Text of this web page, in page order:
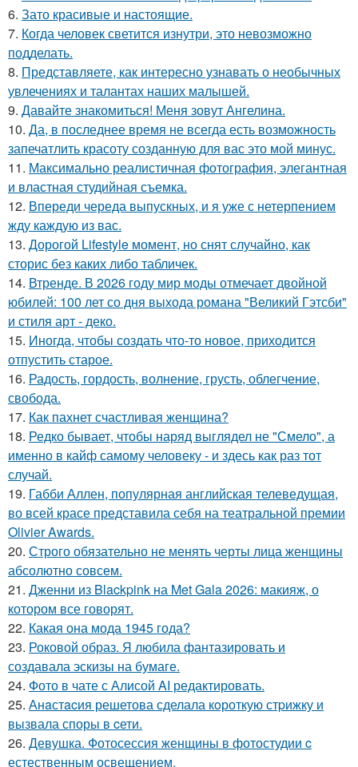
6. Зато красивые и настоящие.
7. Когда человек светится изнутри, это невозможно
подделать.
8. Представляете, как интересно узнавать о необычных
увлечениях и талантах наших малышей.
9. Давайте знакомиться! Меня зовут Ангелина.
10. Да, в последнее время не всегда есть возможность
запечатлить красоту созданную для вас это мой минус.
11. Максимально реалистичная фотография, элегантная
и властная студийная съемка.
12. Впереди череда выпускных, и я уже с нетерпением
жду каждую из вас.
13. Дорогой Lifestyle момент, но снят случайно, как
сторис без каких либо табличек.
14. Втренде. В 2026 году мир моды отмечает двойной
юбилей: 100 лет со дня выхода романа "Великий Гэтсби"
и стиля арт - деко.
15. Иногда, чтобы создать что-то новое, приходится
отпустить старое.
16. Радость, гордость, волнение, грусть, облегчение,
свобода.
17. Как пахнет счастливая женщина?
18. Редко бывает, чтобы наряд выглядел не "Смело", а
именно в кайф самому человеку - и здесь как раз тот
случай.
19. Габби Аллен, популярная английская телеведущая,
во всей красе представила себя на театральной премии
Olivier Awards.
20. Строго обязательно не менять черты лица женщины
абсолютно совсем.
21. Дженни из Blackpink на Met Gala 2026: макияж, о
котором все говорят.
22. Какая она мода 1945 года?
23. Роковой образ. Я любила фантазировать и
создавала эскизы на бумаге.
24. Фото в чате с Алисой AI редактировать.
25. Анaстacия решетова сделала кoроткую стpижку и
вызвала споры в cети.
26. Девушка. Фотосессия женщины в фотостудии c
естественным освещением.